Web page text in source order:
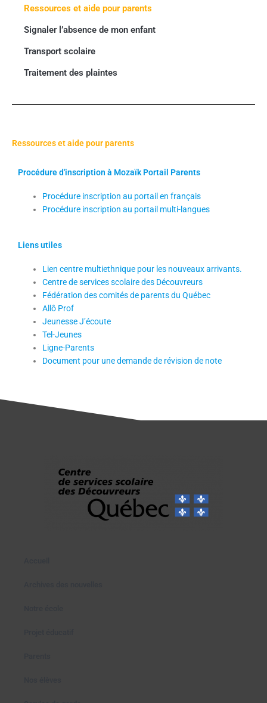
Ressources et aide pour parents
Signaler l’absence de mon enfant
Transport scolaire
Traitement des plaintes
Ressources et aide pour parents
Procédure d'inscription à Mozaïk Portail Parents
Procédure inscription au portail en français
Procédure inscription au portail multi-langues
Liens utiles
Lien centre multiethnique pour les nouveaux arrivants.
Centre de services scolaire des Découvreurs
Fédération des comités de parents du Québec
Allô Prof
Jeunesse J’écoute
Tel-Jeunes
Ligne-Parents
Document pour une demande de révision de note